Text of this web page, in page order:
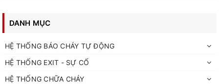
DANH MỤC
HỆ THỐNG BÁO CHÁY TỰ ĐỘNG
HỆ THỐNG EXIT - SỰ CỐ
HỆ THỐNG CHỮA CHÁY